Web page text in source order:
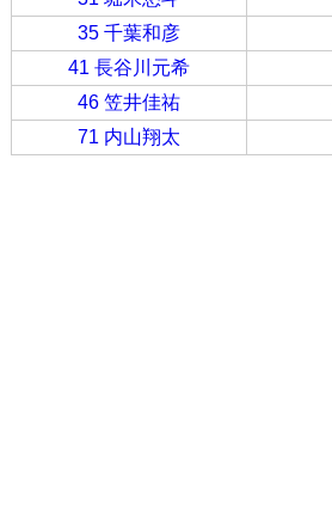
35 千葉和彦
41 長谷川元希
46 笠井佳祐
71 内山翔太